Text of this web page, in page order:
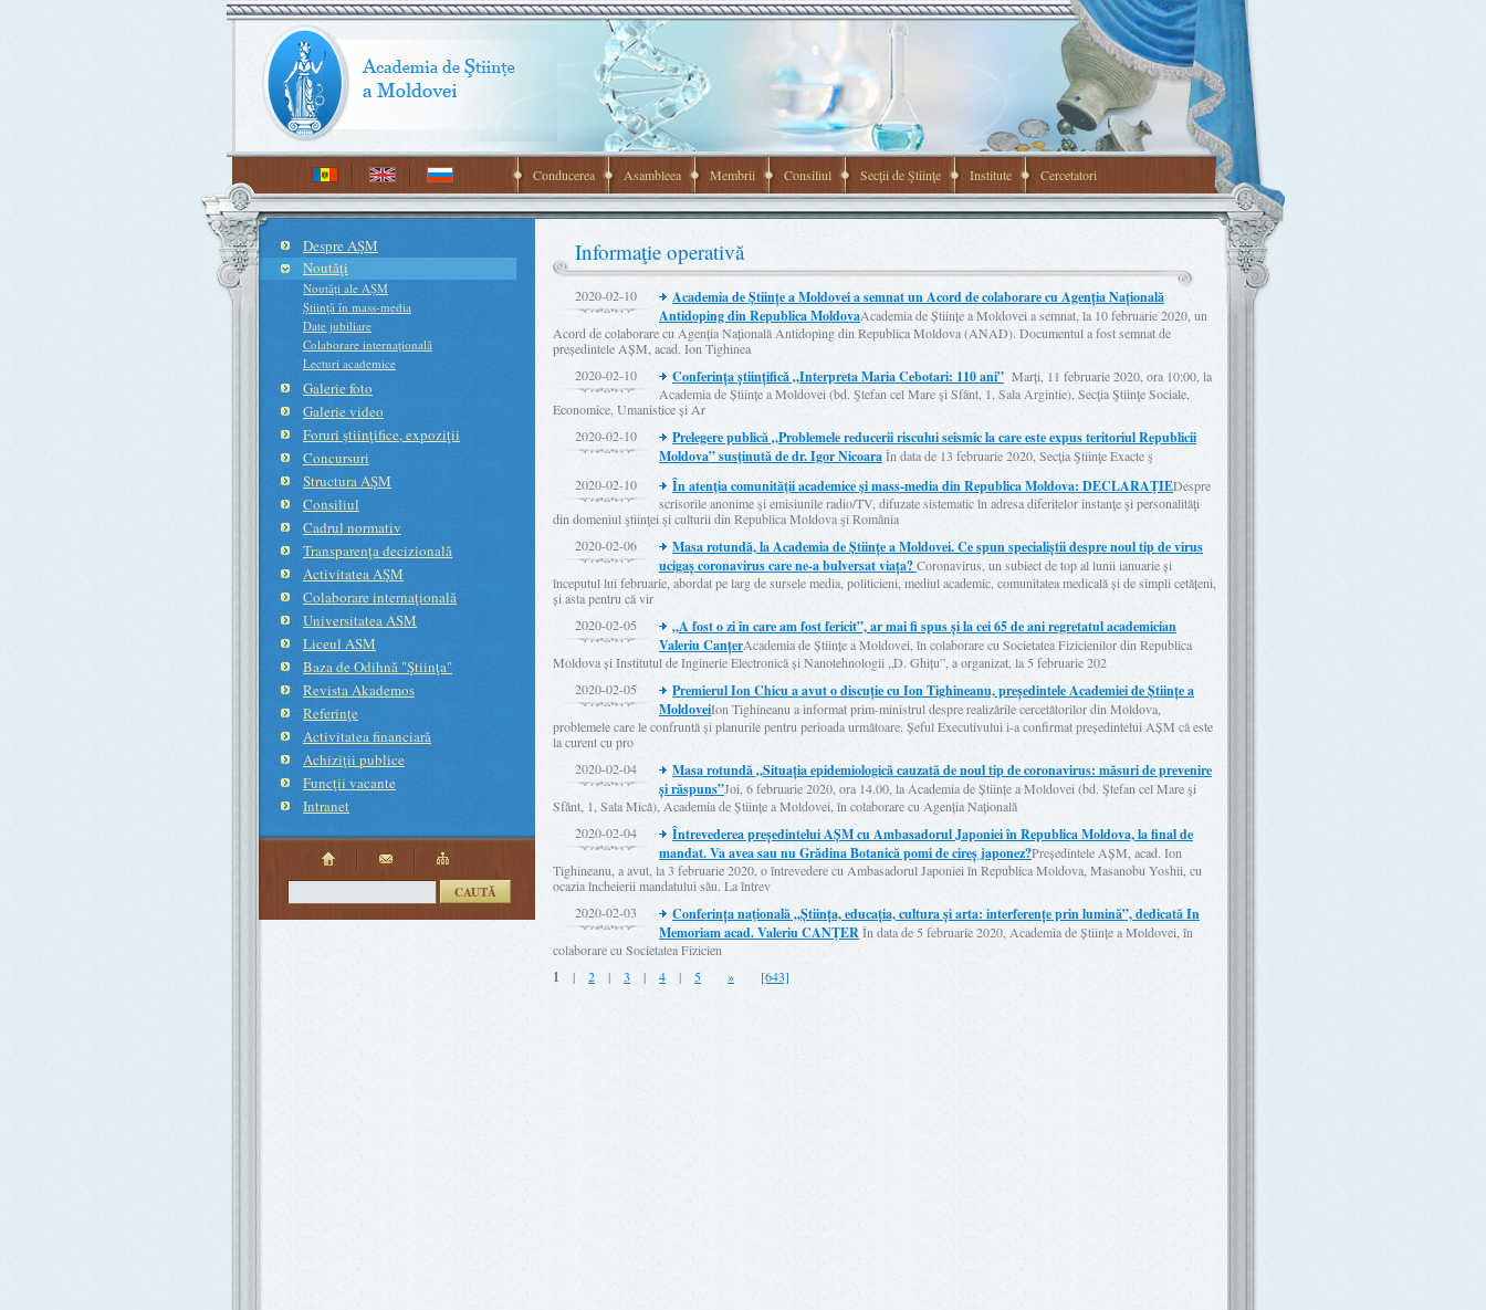
Conducerea Asambleea Membrii Consiliul Secţii de Ştiinţe Institute Cercetatori
Despre AŞM
Noutăţi
Noutăţi ale AŞM
Ştiinţă în mass-media
Date jubiliare
Colaborare internaţională
Lecturi academice
Galerie foto
Galerie video
Foruri ştiinţifice, expoziţii
Concursuri
Structura AŞM
Consiliul
Cadrul normativ
Transparenţa decizională
Activitatea AŞM
Colaborare internaţională
Universitatea ASM
Liceul ASM
Baza de Odihnă "Ştiinţa"
Revista Akademos
Referinţe
Activitatea financiară
Achiziţii publice
Funcţii vacante
Intranet
CAUTĂ
Informaţie operativă
2020-02-10
Academia de Științe a Moldovei a semnat un Acord de colaborare cu Agenția Națională
Antidoping din Republica MoldovaAcademia de Științe a Moldovei a semnat, la 10 februarie 2020, un
Acord de colaborare cu Agenția Națională Antidoping din Republica Moldova (ANAD). Documentul a fost semnat de
președintele AȘM, acad. Ion Tighinea
2020-02-10
Conferința științifică „Interpreta Maria Cebotari: 110 ani” Marți, 11 februarie 2020, ora 10:00, la
Academia de Științe a Moldovei (bd. Ştefan cel Mare şi Sfânt, 1, Sala Argintie), Secţia Ştiinţe Sociale,
Economice, Umanistice și Ar
2020-02-10
Prelegere publică „Problemele reducerii riscului seismic la care este expus teritoriul Republicii
Moldova” susţinută de dr. Igor NicoaraÎn data de 13 februarie 2020, Secţia Ştiinţe Exacte ş
2020-02-10
În atenţia comunităţii academice şi mass-media din Republica Moldova: DECLARAŢIEDespre
scrisorile anonime şi emisiunile radio/TV, difuzate sistematic în adresa diferitelor instanţe şi personalităţi
din domeniul ştiinţei şi culturii din Republica Moldova şi România
2020-02-06
Masa rotundă, la Academia de Științe a Moldovei. Ce spun specialiștii despre noul tip de virus
ucigaș coronavirus care ne-a bulversat viața?Coronavirus, un subiect de top al lunii ianuarie și
începutul lui februarie, abordat pe larg de sursele media, politicieni, mediul academic, comunitatea medicală și de simpli cetățeni,
și asta pentru că vir
2020-02-05
„A fost o zi în care am fost fericit”, ar mai fi spus și la cei 65 de ani regretatul academician
Valeriu CanțerAcademia de Științe a Moldovei, în colaborare cu Societatea Fizicienilor din Republica
Moldova și Institutul de Inginerie Electronică și Nanotehnologii „D. Ghițu”, a organizat, la 5 februarie 202
2020-02-05
Premierul Ion Chicu a avut o discuție cu Ion Tighineanu, președintele Academiei de Științe a
MoldoveiIon Tighineanu a informat prim-ministrul despre realizările cercetătorilor din Moldova,
problemele care le confruntă și planurile pentru perioada următoare. Șeful Executivului i-a confirmat președintelui AȘM că este
la curent cu pro
2020-02-04
Masa rotundă „Situația epidemiologică cauzată de noul tip de coronavirus: măsuri de prevenire
și răspuns”Joi, 6 februarie 2020, ora 14.00, la Academia de Științe a Moldovei (bd. Ştefan cel Mare şi
Sfânt, 1, Sala Mică), Academia de Științe a Moldovei, în colaborare cu Agenția Națională
2020-02-04
Întrevederea președintelui AȘM cu Ambasadorul Japoniei în Republica Moldova, la final de
mandat. Va avea sau nu Grădina Botanică pomi de cireș japonez?Președintele AȘM, acad. Ion
Tighineanu, a avut, la 3 februarie 2020, o întrevedere cu Ambasadorul Japoniei în Republica Moldova, Masanobu Yoshii, cu
ocazia încheierii mandatului său. La întrev
2020-02-03
Conferința naţională „Știința, educația, cultura și arta: interferențe prin lumină”, dedicată In
Memoriam acad. Valeriu CANŢERÎn data de 5 februarie 2020, Academia de Științe a Moldovei, în
colaborare cu Societatea Fizicien
1 | 2 | 3 | 4 | 5 » [643]